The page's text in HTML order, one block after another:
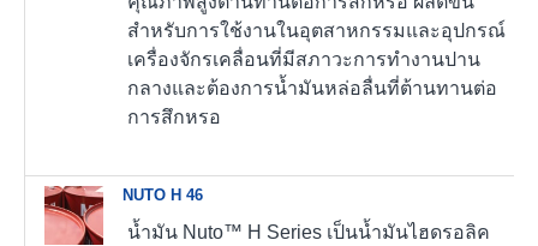
สำหรับการใช้งานในอุตสาหกรรมและอุปกรณ์
เครื่องจักรเคลื่อนที่มีสภาวะการทำงานปาน
กลางและต้องการน้ำมันหล่อลื่นที่ต้านทานต่อ
การสึกหรอ
NUTO H 46
น้ำมัน Nuto™ H Series เป็นน้ำมันไฮดรอลิค